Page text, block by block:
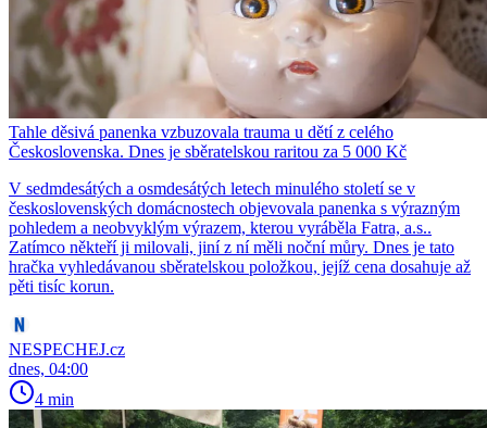
Tahle děsivá panenka vzbuzovala trauma u dětí z celého
Československa. Dnes je sběratelskou raritou za 5 000 Kč
V sedmdesátých a osmdesátých letech minulého století se v
československých domácnostech objevovala panenka s výrazným
pohledem a neobvyklým výrazem, kterou vyráběla Fatra, a.s..
Zatímco někteří ji milovali, jiní z ní měli noční můry. Dnes je tato
hračka vyhledávanou sběratelskou položkou, jejíž cena dosahuje až
pěti tisíc korun.
NESPECHEJ.cz
dnes, 04:00
4 min